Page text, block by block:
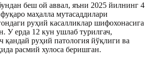
беш ой аввал, яъни 2025 йилнинг 4
маҳалла мутасаддилари
руҳий касалликлар шифохонасига
У ерда 12 кун ушлаб турилгач,
қандай руҳий патология йўқлиги ва
расмий хулоса беришган.